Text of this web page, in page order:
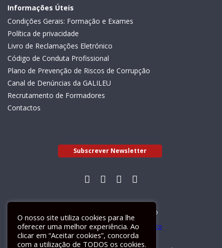
Informações Úteis
Condições Gerais: Formação e Exames
Política de privacidade
Livro de Reclamações Eletrónico
Código de Conduta Profissional
Plano de Prevenção de Riscos de Corrupção
Canal de Denúncias da GALILEU
Recrutamento de Formadores
Contactos
Subscrever Newsletter
Livro de Reclamações Electrónico
O nosso site utiliza cookies para lhe
oferecer uma melhor experiência. Ao
clicar em “Aceitar cookies”, concorda
com a utilização de TODOS os cookies.